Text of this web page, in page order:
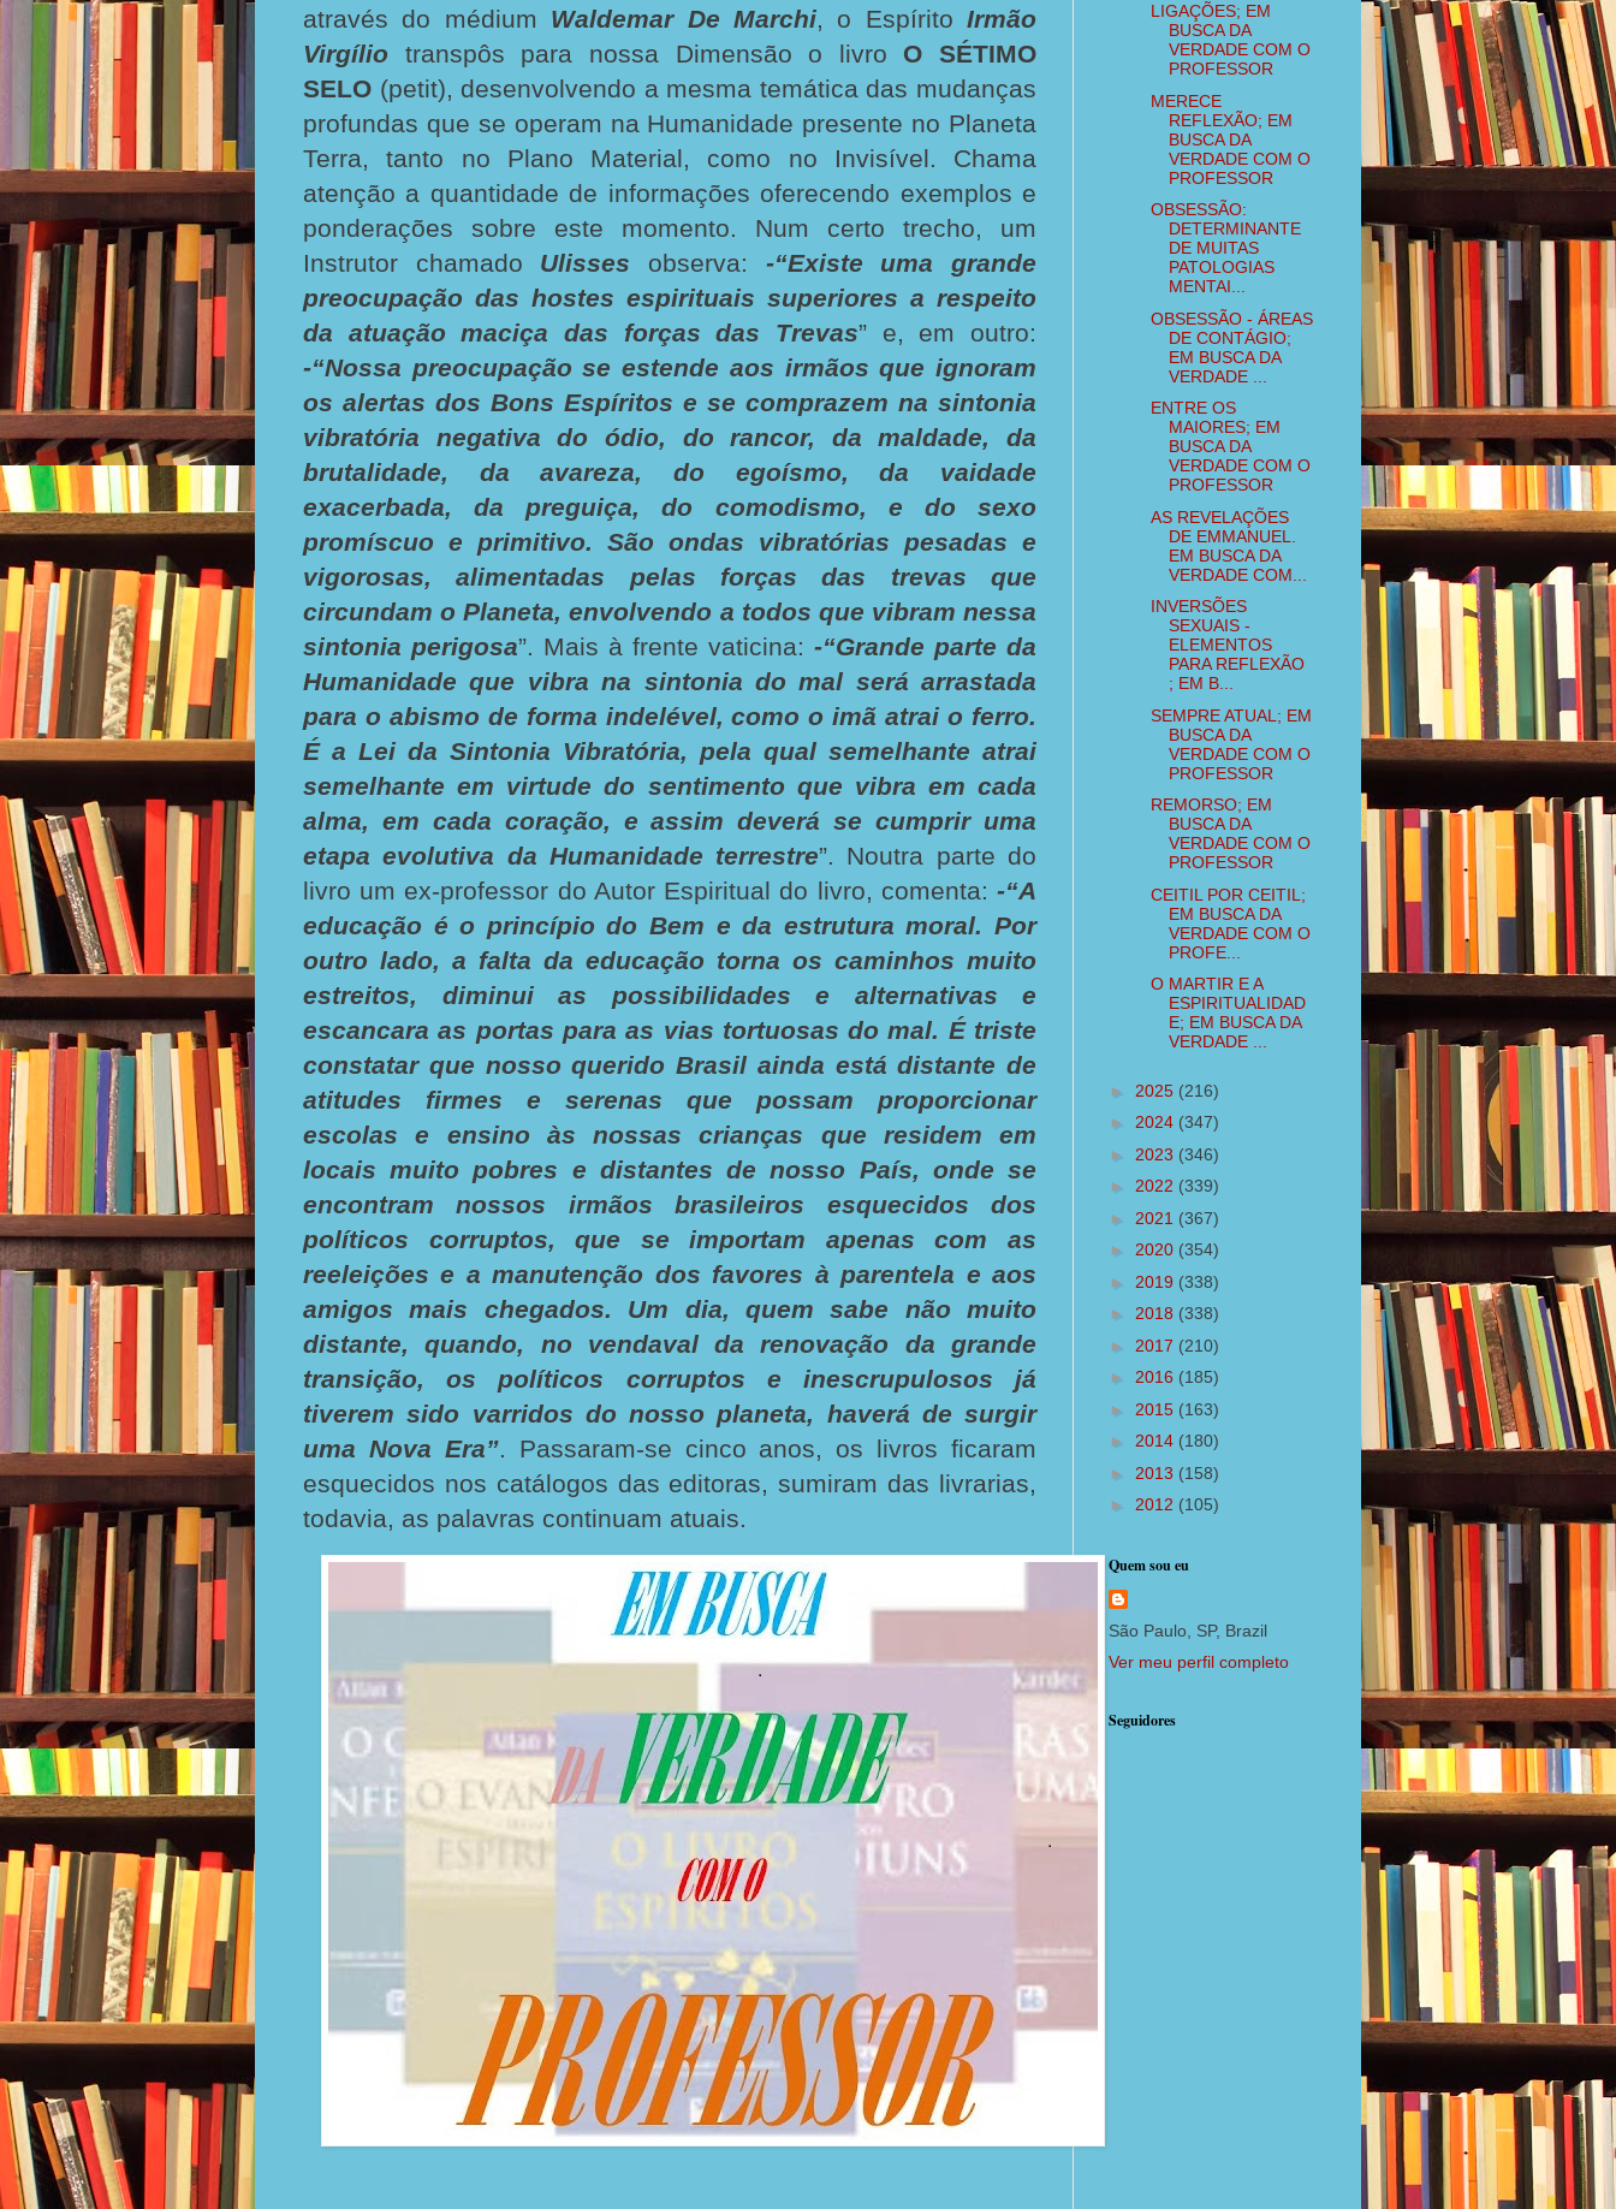
através do médium Waldemar De Marchi, o Espírito Irmão
Virgílio transpôs para nossa Dimensão o livro O SÉTIMO
SELO (petit), desenvolvendo a mesma temática das mudanças
profundas que se operam na Humanidade presente no Planeta
Terra, tanto no Plano Material, como no Invisível. Chama
atenção a quantidade de informações oferecendo exemplos e
ponderações sobre este momento. Num certo trecho, um
Instrutor chamado Ulisses observa: -“Existe uma grande
preocupação das hostes espirituais superiores a respeito
da atuação maciça das forças das Trevas” e, em outro:
-“Nossa preocupação se estende aos irmãos que ignoram
os alertas dos Bons Espíritos e se comprazem na sintonia
vibratória negativa do ódio, do rancor, da maldade, da
brutalidade, da avareza, do egoísmo, da vaidade
exacerbada, da preguiça, do comodismo, e do sexo
promíscuo e primitivo. São ondas vibratórias pesadas e
vigorosas, alimentadas pelas forças das trevas que
circundam o Planeta, envolvendo a todos que vibram nessa
sintonia perigosa”. Mais à frente vaticina: -“Grande parte da
Humanidade que vibra na sintonia do mal será arrastada
para o abismo de forma indelével, como o imã atrai o ferro.
É a Lei da Sintonia Vibratória, pela qual semelhante atrai
semelhante em virtude do sentimento que vibra em cada
alma, em cada coração, e assim deverá se cumprir uma
etapa evolutiva da Humanidade terrestre”. Noutra parte do
livro um ex-professor do Autor Espiritual do livro, comenta: -“A
educação é o princípio do Bem e da estrutura moral. Por
outro lado, a falta da educação torna os caminhos muito
estreitos, diminui as possibilidades e alternativas e
escancara as portas para as vias tortuosas do mal. É triste
constatar que nosso querido Brasil ainda está distante de
atitudes firmes e serenas que possam proporcionar
escolas e ensino às nossas crianças que residem em
locais muito pobres e distantes de nosso País, onde se
encontram nossos irmãos brasileiros esquecidos dos
políticos corruptos, que se importam apenas com as
reeleições e a manutenção dos favores à parentela e aos
amigos mais chegados. Um dia, quem sabe não muito
distante, quando, no vendaval da renovação da grande
transição, os políticos corruptos e inescrupulosos já
tiverem sido varridos do nosso planeta, haverá de surgir
uma Nova Era”. Passaram-se cinco anos, os livros ficaram
esquecidos nos catálogos das editoras, sumiram das livrarias,
todavia, as palavras continuam atuais.
LIGAÇÕES; EM
BUSCA DA
VERDADE COM O
PROFESSOR
MERECE
REFLEXÃO; EM
BUSCA DA
VERDADE COM O
PROFESSOR
OBSESSÃO:
DETERMINANTE
DE MUITAS
PATOLOGIAS
MENTAI...
OBSESSÃO - ÁREAS
DE CONTÁGIO;
EM BUSCA DA
VERDADE ...
ENTRE OS
MAIORES; EM
BUSCA DA
VERDADE COM O
PROFESSOR
AS REVELAÇÕES
DE EMMANUEL.
EM BUSCA DA
VERDADE COM...
INVERSÕES
SEXUAIS -
ELEMENTOS
PARA REFLEXÃO
; EM B...
SEMPRE ATUAL; EM
BUSCA DA
VERDADE COM O
PROFESSOR
REMORSO; EM
BUSCA DA
VERDADE COM O
PROFESSOR
CEITIL POR CEITIL;
EM BUSCA DA
VERDADE COM O
PROFE...
O MARTIR E A
ESPIRITUALIDAD
E; EM BUSCA DA
VERDADE ...
► 2025 (216)
► 2024 (347)
► 2023 (346)
► 2022 (339)
► 2021 (367)
► 2020 (354)
► 2019 (338)
► 2018 (338)
► 2017 (210)
► 2016 (185)
► 2015 (163)
► 2014 (180)
► 2013 (158)
► 2012 (105)
Quem sou eu
São Paulo, SP, Brazil
Ver meu perfil completo
Seguidores